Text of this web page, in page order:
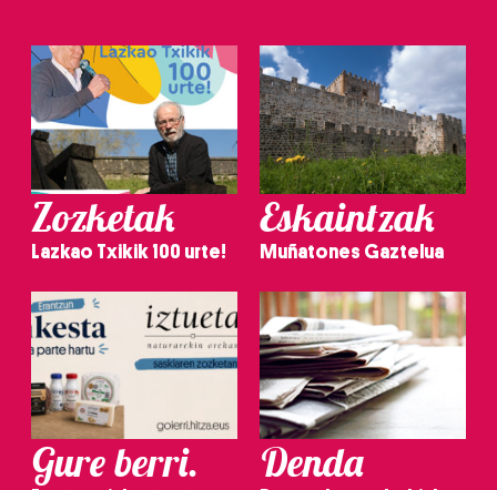
Zozketak
Lazkao Txikik 100 urte!
Eskaintzak
Muñatones Gaztelua
Gure berri. Denda